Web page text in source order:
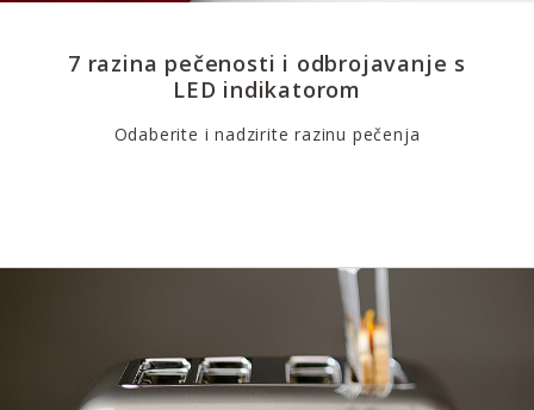
7 razina pečenosti i odbrojavanje s
LED indikatorom
Odaberite i nadzirite razinu pečenja